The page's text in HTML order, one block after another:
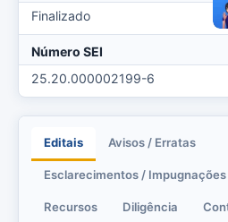
Finalizado
Número SEI
25.20.000002199-6
Editais Avisos / Erratas
Esclarecimentos / Impugnações
Recursos Diligência